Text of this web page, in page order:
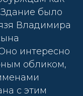
было
Владимира
интересно
обликом,
с этим